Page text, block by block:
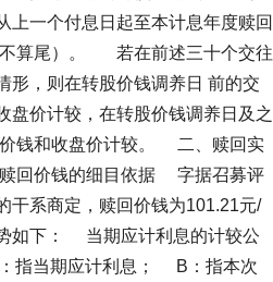
一个付息日起至本计息年度赎回
不算尾）。 若在前述三十个交往
形，则在转股价钱调养日 前的交
盘价计较，在转股价钱调养日及之
价钱和收盘价计较。 二、赎回实
回价钱的细目依据 字据召募评
干系商定，赎回价钱为101.21元/
如下： 当期应计利息的计较公
当期应计利息； B：指本次